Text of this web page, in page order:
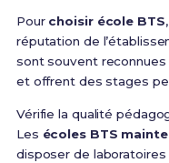
Pour choisir école BTS
réputation de
sont souvent
et offrent des stages
Vérifie la qualité
Les écoles BTS
disposer de